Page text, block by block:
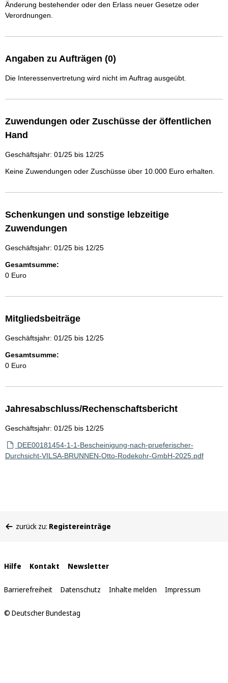
Änderung bestehender oder den Erlass neuer Gesetze oder
Verordnungen.
Angaben zu Aufträgen (0)
Die Interessenvertretung wird nicht im Auftrag ausgeübt.
Zuwendungen oder Zuschüsse der öffentlichen
Hand
Geschäftsjahr: 01/25 bis 12/25
Keine Zuwendungen oder Zuschüsse über 10.000 Euro erhalten.
Schenkungen und sonstige lebzeitige
Zuwendungen
Geschäftsjahr: 01/25 bis 12/25
Gesamtsumme:
0 Euro
Mitgliedsbeiträge
Geschäftsjahr: 01/25 bis 12/25
Gesamtsumme:
0 Euro
Jahresabschluss/Rechenschaftsbericht
Geschäftsjahr: 01/25 bis 12/25
DEE00181454-1-1-Bescheinigung-nach-prueferischer-
Durchsicht-VILSA-BRUNNEN-Otto-Rodekohr-GmbH-2025.pdf
befinden
zurück zu: Registereinträge
Interne
Links
Hilfe Kontakt Newsletter
Barrierefreiheit Datenschutz Inhalte melden Impressum
© Deutscher Bundestag